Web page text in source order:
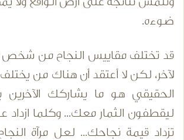
ضوءه.
قد تختلف مقاييس النجاح من شخص
لآخر، لكن لا أعتقد أن هناك من
الحقيقي هو ما يشاركك الآخرين
ليقطفون الثمار معك... وكلما ازداد
تزداد قيمة نجاحك... لعل مرآة